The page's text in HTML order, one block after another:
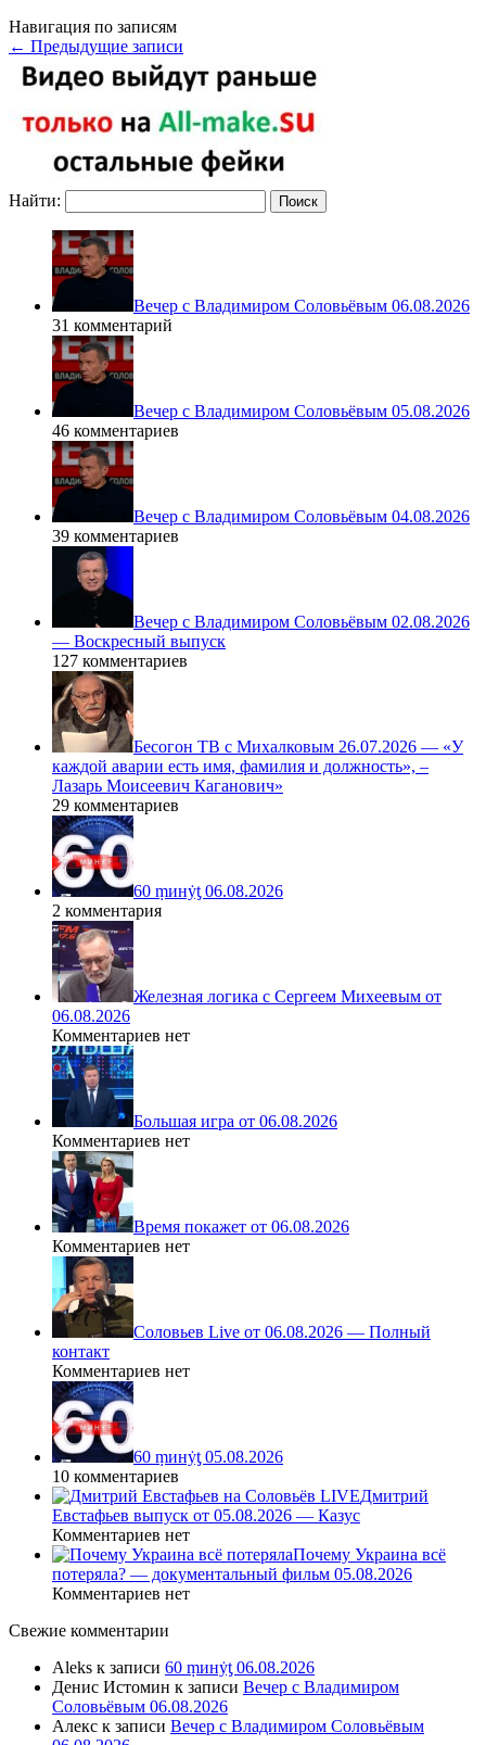
Навигация по записям
← Предыдущие записи
Найти:
Вечер с Владимиром Соловьёвым 06.08.2026
31 комментарий
Вечер с Владимиром Соловьёвым 05.08.2026
46 комментариев
Вечер с Владимиром Соловьёвым 04.08.2026
39 комментариев
Вечер с Владимиром Соловьёвым 02.08.2026
— Воскресный выпуск
127 комментариев
Бесогон ТВ с Михалковым 26.07.2026 — «У
каждой аварии есть имя, фамилия и должность», –
Лазарь Моисеевич Каганович»
29 комментариев
60 ṃинẏƫ 06.08.2026
2 комментария
Железная логика с Сергеем Михеевым от
06.08.2026
Комментариев нет
Большая игра от 06.08.2026
Комментариев нет
Время покажет от 06.08.2026
Комментариев нет
Соловьев Live от 06.08.2026 — Полный
контакт
Комментариев нет
60 ṃинẏƫ 05.08.2026
10 комментариев
Дмитрий
Евстафьев выпуск от 05.08.2026 — Казус
Комментариев нет
Почему Украина всё
потеряла? — документальный фильм 05.08.2026
Комментариев нет
Свежие комментарии
Aleks к записи 60 ṃинẏƫ 06.08.2026
Денис Истомин к записи Вечер с Владимиром
Соловьёвым 06.08.2026
Алекс к записи Вечер с Владимиром Соловьёвым